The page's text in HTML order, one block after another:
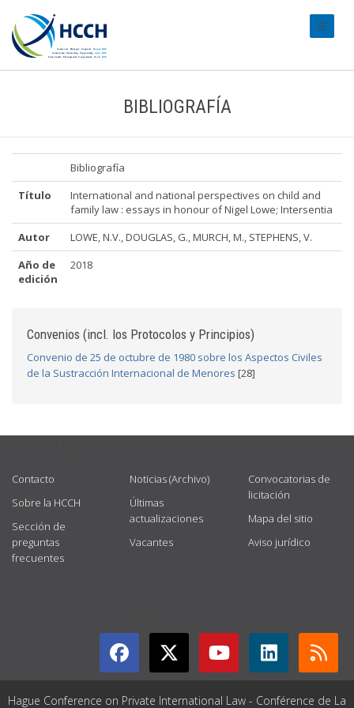
BIBLIOGRAFÍA
Bibliografía
Título
International and national perspectives on child and
family law : essays in honour of Nigel Lowe; Intersentia
Autor
LOWE, N.V., DOUGLAS, G., MURCH, M., STEPHENS, V.
Año de
edición
2018
Convenios (incl. los Protocolos y Principios)
Convenio de 25 de octubre de 1980 sobre los Aspectos Civiles
de la Sustracción Internacional de Menores [28]
Contacto
Sobre la HCCH
Sección de
preguntas
frecuentes
Noticias (Archivo)
Últimas
actualizaciones
Vacantes
Convocatorias de
licitación
Mapa del sitio
Aviso jurídico
Hague Conference on Private International Law - Conférence de La